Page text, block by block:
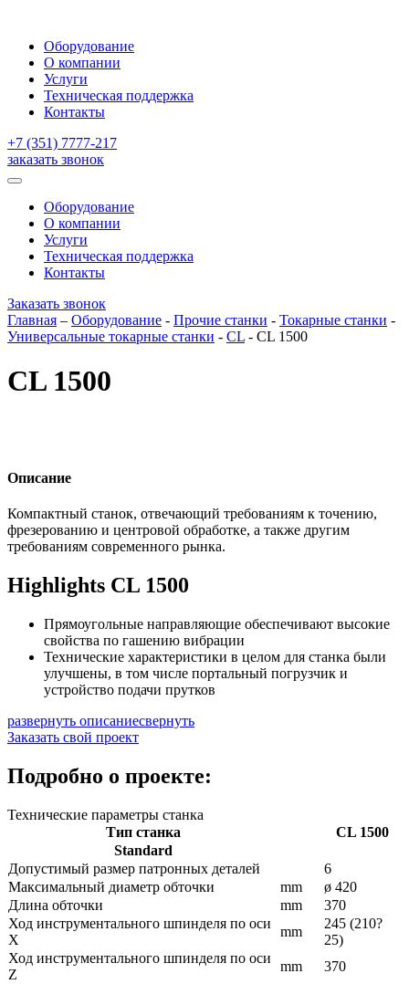
Оборудование
О компании
Услуги
Техническая поддержка
Контакты
+7 (351) 7777-217
заказать звонок
Оборудование
О компании
Услуги
Техническая поддержка
Контакты
Заказать звонок
Главная – Оборудование - Прочие станки - Токарные станки -
Универсальные токарные станки - CL - CL 1500
CL 1500
Описание
Компактный станок, отвечающий требованиям к точению,
фрезерованию и центровой обработке, а также другим
требованиям современного рынка.
Highlights CL 1500
Прямоугольные направляющие обеспечивают высокие
свойства по гашению вибрации
Технические характеристики в целом для станка были
улучшены, в том числе портальный погрузчик и
устройство подачи прутков
развернуть описаниесвернуть
Заказать свой проект
Подробно о проекте:
Технические параметры станка
Тип станка
CL 1500
Standard
Допустимый размер патронных деталей
6
Максимальный диаметр обточки
mm
ø 420
Длина обточки
mm
370
Ход инструментального шпинделя по оси
X
mm
245 (210?
25)
Ход инструментального шпинделя по оси
Z
mm 370